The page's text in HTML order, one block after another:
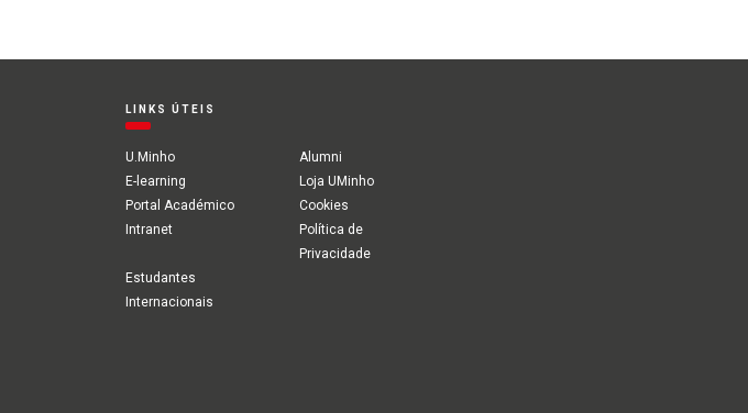
LINKS ÚTEIS
U.Minho
Alumni
E-learning
Loja UMinho
Portal Académico
Cookies
Intranet
Política de
Privacidade
Estudantes
Internacionais